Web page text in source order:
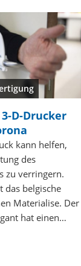
D-Drucker
kann helfen,
des
zu verringern.
das belgische
Materialise. Der
hat einen…